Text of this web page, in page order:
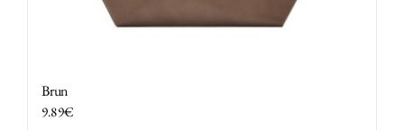
Brun
9.89€